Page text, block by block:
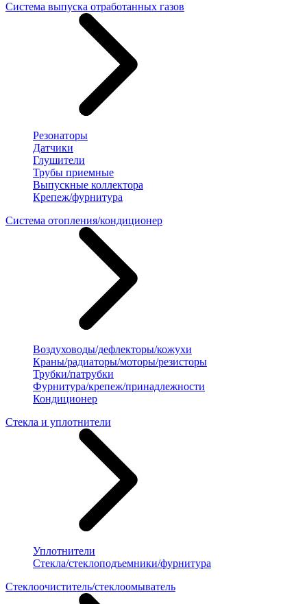
Система выпуска отработанных газов
Резонаторы
Датчики
Глушители
Трубы приемные
Выпускные коллектора
Крепеж/фурнитура
Система отопления/кондиционер
Воздуховоды/дефлекторы/кожухи
Краны/радиаторы/моторы/резисторы
Трубки/патрубки
Фурнитура/крепеж/принадлежности
Кондиционер
Стекла и уплотнители
Уплотнители
Стекла/стеклоподъемники/фурнитура
Стеклоочиститель/стеклоомыватель